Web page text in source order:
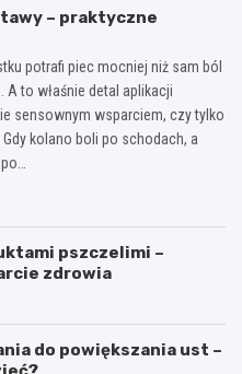
– praktyczne
potrafi piec mocniej niż sam ból
A to właśnie detal aplikacji
sensownym wsparciem, czy tylko
kolano boli po schodach, a
pszczelimi –
zdrowia
do powiększania ust –